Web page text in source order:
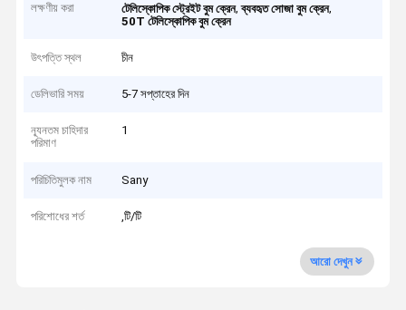
লক্ষণীয় করা টেলিস্কোপিক স্ট্রেইট বুম ক্রেন,ব্যবহৃত সোজা বুম ক্রেন,
50T টেলিস্কোপিক বুম ক্রেন
উৎপত্তি স্থল চীন
ডেলিভারি সময় 5-7 সপ্তাহের দিন
ন্যূনতম চাহিদার
পরিমাণ
1
পরিচিতিমুলক নাম Sany
পরিশোধের শর্ত ,টি/টি
আরো দেখুন